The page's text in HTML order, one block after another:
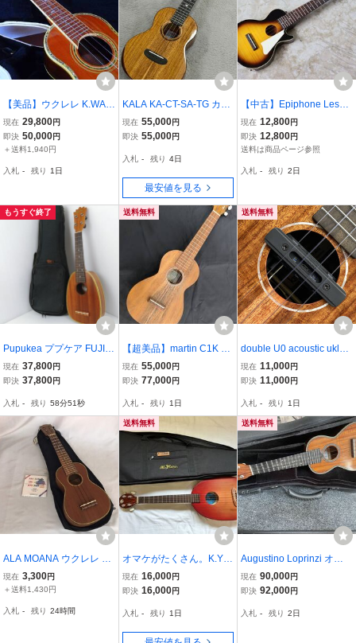
【美品】ウクレレ K.WAV
E KW-DX(2005年に新品
購入)オール単板 高級ライ
ン 美麗インレイ 純正ケー
用せず保管
現在 29,800円
即決 50,000円
＋送料1,940円
入札 - 残り 1日
KALA KA-CT-SA-TG カラ
アカシア材 オール単板 ウ
クレレ
現在 55,000円
即決 55,000円
入札 - 残り 4日
最安値を見る
【中古】Epiphone LesPa
ul Ukulele コンサートウ
クレレ【202606000104
5】
現在 12,800円
即決 12,800円
送料は商品ページ参照
入札 - 残り 2日
もうすぐ終了
Pupukea ププケア FUJIG
EN フジゲン ウクレレ UF
-P30
現在 37,800円
即決 37,800円
入札 - 残り 58分50秒
送料無料
【超美品】martin C1K Uk
e ウクレレ KOA
現在 55,000円
即決 77,000円
入札 - 残り 1日
送料無料
double U0 acoustic uklel
e pickup ウクレレピッ
クアップ
現在 11,000円
即決 11,000円
入札 - 残り 1日
ALA MOANA ウクレレ U
K-360 ソフトケース付 (店
番：063112)
現在 3,300円
＋送料1,430円
入札 - 残り 24時間
送料無料
オマケがたくさん。K.Yair
i ヤイリギター 一五一会
奏生 かない ミニギター
現在 16,000円
即決 16,000円
入札 - 残り 1日
送料無料
Augustino Loprinzi オー
ガスティーノ ロプリンジ
Serial 4359 2K-S style 2K
現在 90,000円
即決 92,000円
入札 - 残り 2日